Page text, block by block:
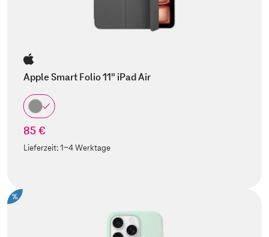
Apple Smart Folio 11" iPad Air
85 €
Lieferzeit:1-4 Werktage
%